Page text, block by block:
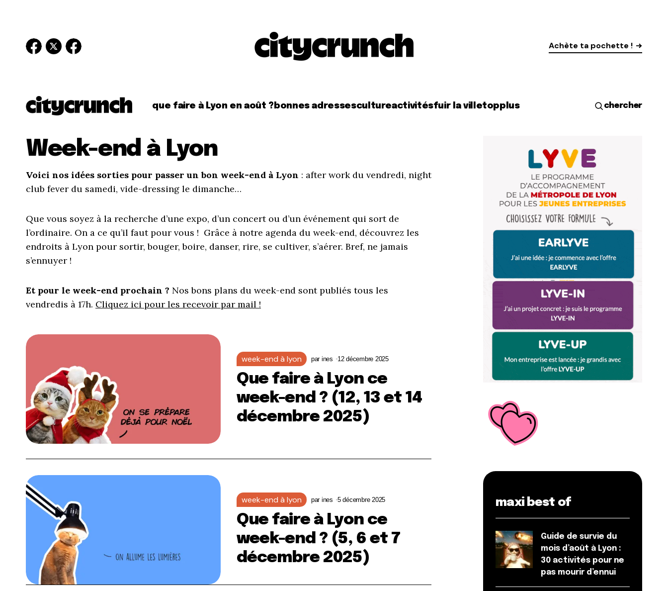
Achète ta pochette !
que faire à Lyon en août ? bonnes adressescultureactivitésfuir la villetopplus chercher
Week-end à Lyon
Voici nos idées sorties pour passer un bon week-end à Lyon : after work du vendredi, night
club fever du samedi, vide-dressing le dimanche…
Que vous soyez à la recherche d’une expo, d’un concert ou d’un événement qui sort de
l’ordinaire. On a ce qu’il faut pour vous ! Grâce à notre agenda du week-end, découvrez les
endroits à Lyon pour sortir, bouger, boire, danser, rire, se cultiver, s’aérer. Bref, ne jamais
s’ennuyer !
Et pour le week-end prochain ? Nos bons plans du week-end sont publiés tous les
vendredis à 17h. Cliquez ici pour les recevoir par mail !
week-end à lyon par ines 12 décembre 2025
Que faire à Lyon ce
week-end ? (12, 13 et 14
décembre 2025)
week-end à lyon par ines 5 décembre 2025
Que faire à Lyon ce
week-end ? (5, 6 et 7
décembre 2025)
maxi best of
Guide de survie du
mois d’août à Lyon :
30 activités pour ne
pas mourir d’ennui